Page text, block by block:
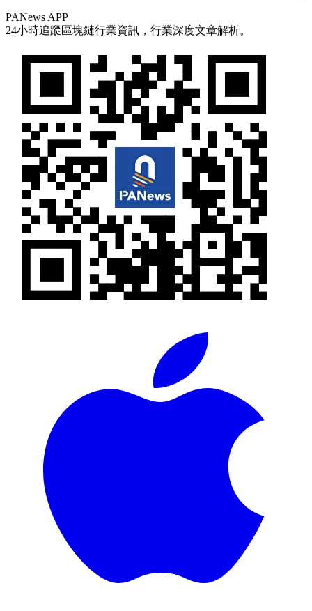
PANews APP
24小時追蹤區塊鏈行業資訊，行業深度文章解析。